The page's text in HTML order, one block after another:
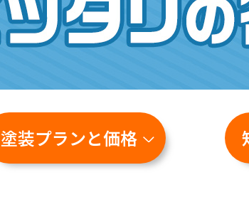
塗装プランと価格